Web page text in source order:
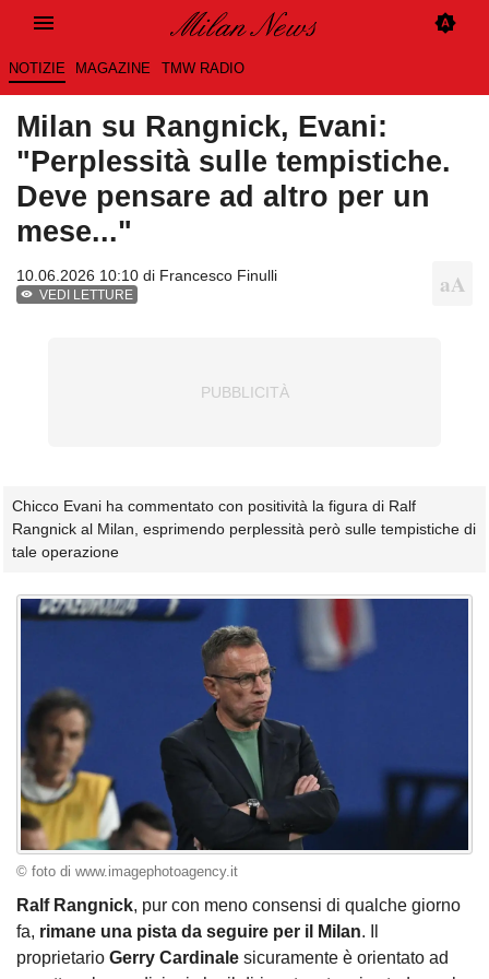
NOTIZIE MAGAZINE TMW RADIO
Milan su Rangnick, Evani:
"Perplessità sulle tempistiche.
Deve pensare ad altro per un
mese..."
10.06.2026 10:10 di Francesco Finulli
VEDI LETTURE
Chicco Evani ha commentato con positività la figura di Ralf
Rangnick al Milan, esprimendo perplessità però sulle tempistiche di
tale operazione
© foto di www.imagephotoagency.it
Ralf Rangnick, pur con meno consensi di qualche giorno
fa, rimane una pista da seguire per il Milan. Il
proprietario Gerry Cardinale sicuramente è orientato ad